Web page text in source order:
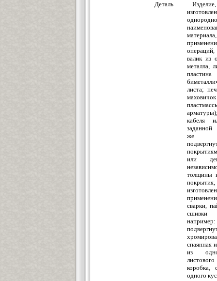
Деталь
Изделие,
валик из
металла,
листа;
кабеля
же
или
толщины
сварки,
спаянная
из
коробка,
одного